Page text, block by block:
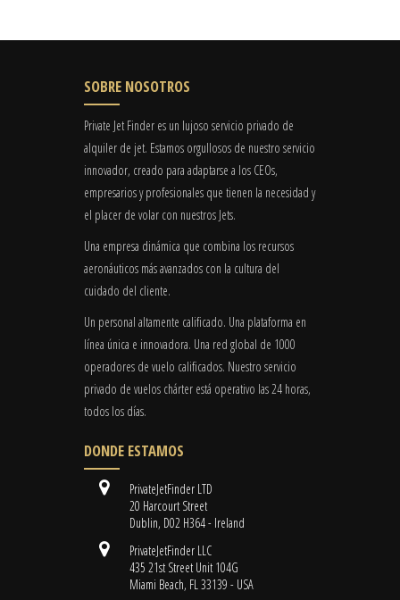
SOBRE NOSOTROS
Private Jet Finder es un lujoso servicio privado de
alquiler de jet. Estamos orgullosos de nuestro servicio
innovador, creado para adaptarse a los CEOs,
empresarios y profesionales que tienen la necesidad y
el placer de volar con nuestros Jets.
Una empresa dinámica que combina los recursos
aeronáuticos más avanzados con la cultura del
cuidado del cliente.
Un personal altamente calificado. Una plataforma en
línea única e innovadora. Una red global de 1000
operadores de vuelo calificados. Nuestro servicio
privado de vuelos chárter está operativo las 24 horas,
todos los días.
DONDE ESTAMOS
PrivateJetFinder LTD
20 Harcourt Street
Dublin, D02 H364 - Ireland
PrivateJetFinder LLC
435 21st Street Unit 104G
Miami Beach, FL 33139 - USA